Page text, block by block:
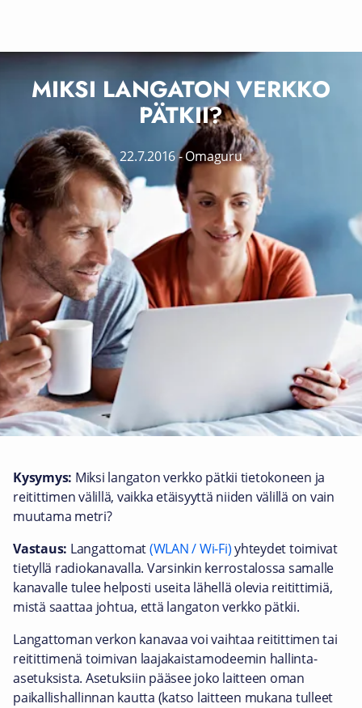
MIKSI LANGATON VERKKO
PÄTKII?
22.7.2016- Omaguru
Kysymys: Miksi langaton verkko pätkii tietokoneen ja
reitittimen välillä, vaikka etäisyyttä niiden välillä on vain
muutama metri?
Vastaus: Langattomat(WLAN / Wi-Fi)yhteydet toimivat
tietyllä radiokanavalla. Varsinkin kerrostalossa samalle
kanavalle tulee helposti useita lähellä olevia reitittimiä,
mistä saattaa johtua, että langaton verkko pätkii.
Langattoman verkon kanavaa voi vaihtaa reitittimen tai
reitittimenä toimivan laajakaistamodeemin hallinta-
asetuksista. Asetuksiin pääsee joko laitteen oman
paikallishallinnan kautta (katso laitteen mukana tulleet